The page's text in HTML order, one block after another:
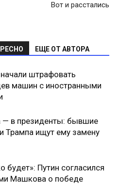
Вот и расстались
ЕЩЕ ОТ АВТОРА
штрафовать
машин с иностранными
— в президенты: бывшие
Трампа ищут ему замену
будет»: Путин согласился
Машкова о победе